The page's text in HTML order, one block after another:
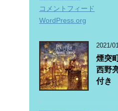
コメントフィード
WordPress.org
2021/
煙突
西野
付き